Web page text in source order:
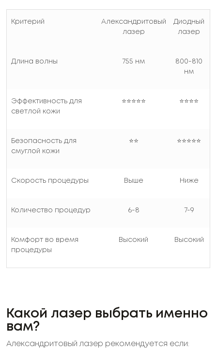
Критерий
Александритовый
лазер
Диодный
лазер
Длина волны 755 нм
800-810
нм
Эффективность для
светлой кожи
⭐⭐⭐⭐⭐ ⭐⭐⭐⭐
Безопасность для
смуглой кожи
⭐⭐ ⭐⭐⭐⭐⭐
Скорость процедуры Выше Ниже
Количество процедур 6-8 7-9
Комфорт во время
процедуры
Высокий Высокий
Какой лазер выбрать именно
вам?
Александритовый лазер рекомендуется если: